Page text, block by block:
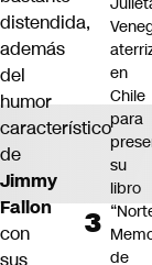
distendida,
además
del
humor
característico
de
Jimmy
Fallon
con
sus
en
Chile
para
su
libro
de